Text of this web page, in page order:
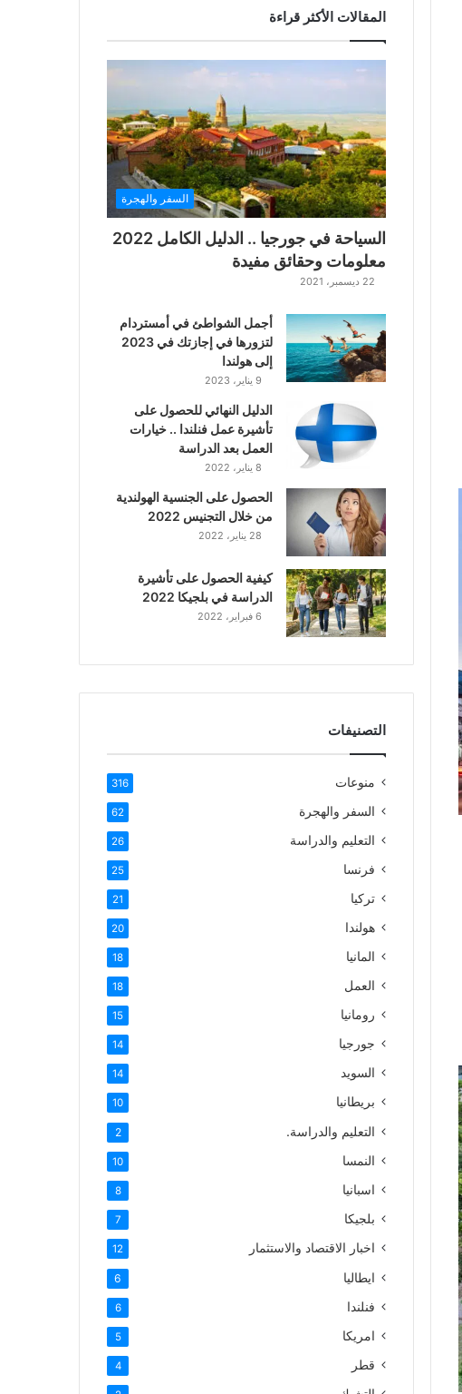
المقالات الأكثر قراءة
السفر والهجرة
السياحة في جورجيا .. الدليل الكامل 2022
معلومات وحقائق مفيدة
22 ديسمبر، 2021
أجمل الشواطئ في أمستردام
لتزورها في إجازتك في 2023
إلى هولندا
9 يناير، 2023
الدليل النهائي للحصول على
تأشيرة عمل فنلندا .. خيارات
العمل بعد الدراسة
8 يناير، 2022
الحصول على الجنسية الهولندية
من خلال التجنيس 2022
28 يناير، 2022
كيفية الحصول على تأشيرة
الدراسة في بلجيكا 2022
6 فبراير، 2022
التصنيفات
منوعات 316
السفر والهجرة 62
التعليم والدراسة 26
فرنسا 25
تركيا 21
هولندا 20
المانيا 18
العمل 18
رومانيا 15
جورجيا 14
السويد 14
بريطانيا 10
التعليم والدراسة. 2
النمسا 10
اسبانيا 8
بلجيكا 7
اخبار الاقتصاد والاستثمار 12
ايطاليا 6
فنلندا 6
امريكا 5
قطر 4